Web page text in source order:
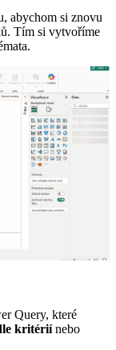
abychom si znovu
Tím si vytvoříme
Query, které
kritériínebo